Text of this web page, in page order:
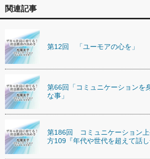
関連記事
第12回 「ユーモアの心を」
第66回「コミュニケーションを
な事」
第186回 コミュニケーション上
方109『年代や世代を超えて話し